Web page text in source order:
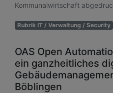
Kommunalwirtschaft
Rubrik IT / Verwaltung / Security
OAS Open
ein ganzheitliches
Böblingen